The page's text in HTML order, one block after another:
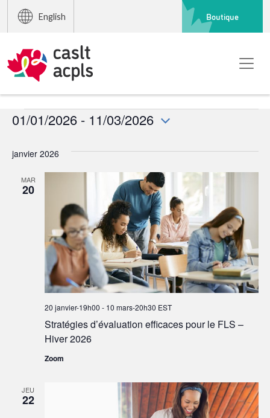
English Boutique
Événements
01/01/2026 - 11/03/2026
une
janvier 2026
MAR
20
Stratégies d’évaluation efficaces pour le FLS –
Hiver 2026
20 janvier-19h00 - 10 mars-20h30 EST
Zoom
JEU
22